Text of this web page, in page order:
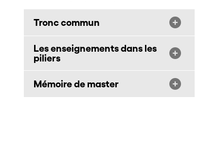
Tronc commun
Les enseignements dans les
piliers
Mémoire de master